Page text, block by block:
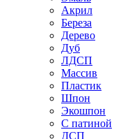
Акрил
Береза
Дерево
Дуб
ЛДСП
Массив
Пластик
Шпон
Экошпон
С патиной
ДСП